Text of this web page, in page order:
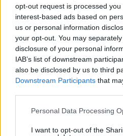
opt-out request is processed
interest-based ads based on
us or personal information
your opt-out. You may
disclosure of your personal
IAB’s list of downstream
also be disclosed by us to third
Downstream Participants that
Please note that this website/
not limited to your visit or usage
Personal Data Processing
I want to opt-out of the
Επαγγελματική Εκπαίδευση &
σε Bάζει στην Aγορά Eργασίας
26.07.2026, 09:54
14+1 λόγοι που αξίζει να ζήσεις
15 χρόνων του Spetses Mini
31.07.2026, 11:04
ΡΟΗ ΕΙΔΗΣΕΩΝ